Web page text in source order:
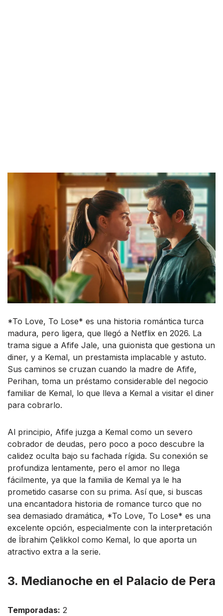
*To Love, To Lose* es una historia romántica turca
madura, pero ligera, que llegó a Netflix en 2026. La
trama sigue a Afife Jale, una guionista que gestiona un
diner, y a Kemal, un prestamista implacable y astuto.
Sus caminos se cruzan cuando la madre de Afife,
Perihan, toma un préstamo considerable del negocio
familiar de Kemal, lo que lleva a Kemal a visitar el diner
para cobrarlo.
Al principio, Afife juzga a Kemal como un severo
cobrador de deudas, pero poco a poco descubre la
calidez oculta bajo su fachada rígida. Su conexión se
profundiza lentamente, pero el amor no llega
fácilmente, ya que la familia de Kemal ya le ha
prometido casarse con su prima. Así que, si buscas
una encantadora historia de romance turco que no
sea demasiado dramática, *To Love, To Lose* es una
excelente opción, especialmente con la interpretación
de İbrahim Çelikkol como Kemal, lo que aporta un
atractivo extra a la serie.
3. Medianoche en el Palacio de Pera
Temporadas: 2